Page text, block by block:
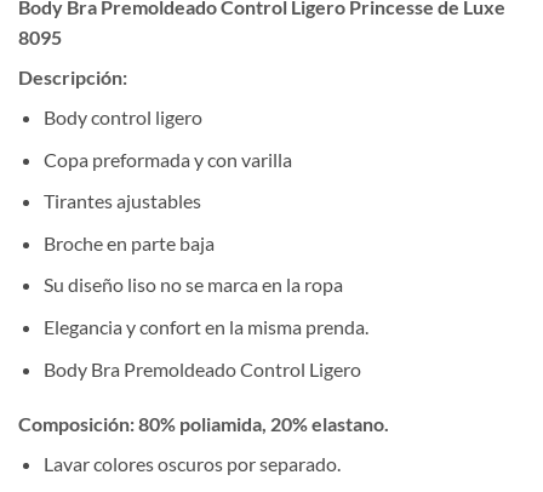
Body Bra Premoldeado Control Ligero Princesse de Luxe
8095
Descripción:
Body control ligero
Copa preformada y con varilla
Tirantes ajustables
Broche en parte baja
Su diseño liso no se marca en la ropa
Elegancia y confort en la misma prenda.
Body Bra Premoldeado Control Ligero
Composición:80% poliamida, 20% elastano.
Lavar colores oscuros por separado.